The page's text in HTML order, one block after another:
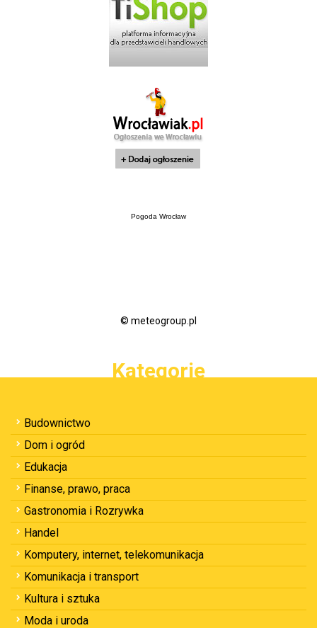
Pogoda Wrocław
© meteogroup.pl
Kategorie
Budownictwo
Dom i ogród
Edukacja
Finanse, prawo, praca
Gastronomia i Rozrywka
Handel
Komputery, internet, telekomunikacja
Komunikacja i transport
Kultura i sztuka
Moda i uroda